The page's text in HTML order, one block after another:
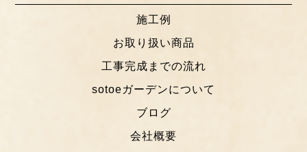
施工例
お取り扱い商品
工事完成までの流れ
sotoeガーデンについて
ブログ
会社概要